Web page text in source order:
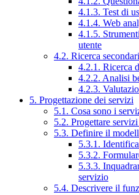
4.1.3. Test di
4.1.4. Web
4.1.5.
utente
4.2. Ricerca
4.2.1. Ricerca
4.2.2. Analisi
4.2.3.
5. Progettazione dei servizi
5.1. Cosa sono i
5.2. Progettare
5.3. Definire il
5.3.1.
5.3.2.
5.3.3.
servizio
5.4. Descrivere il